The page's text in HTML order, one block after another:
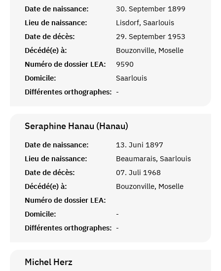
Date de naissance:
30. September 1899
Lieu de naissance:
Lisdorf, Saarlouis
Date de décès:
29. September 1953
Décédé(e) à:
Bouzonville, Moselle
Numéro de dossier LEA:
9590
Domicile:
Saarlouis
Différentes orthographes: -
Seraphine Hanau (Hanau)
Date de naissance:
13. Juni 1897
Lieu de naissance:
Beaumarais, Saarlouis
Date de décès:
07. Juli 1968
Décédé(e) à:
Bouzonville, Moselle
Numéro de dossier LEA:
Domicile:
-
Différentes orthographes: -
Michel Herz